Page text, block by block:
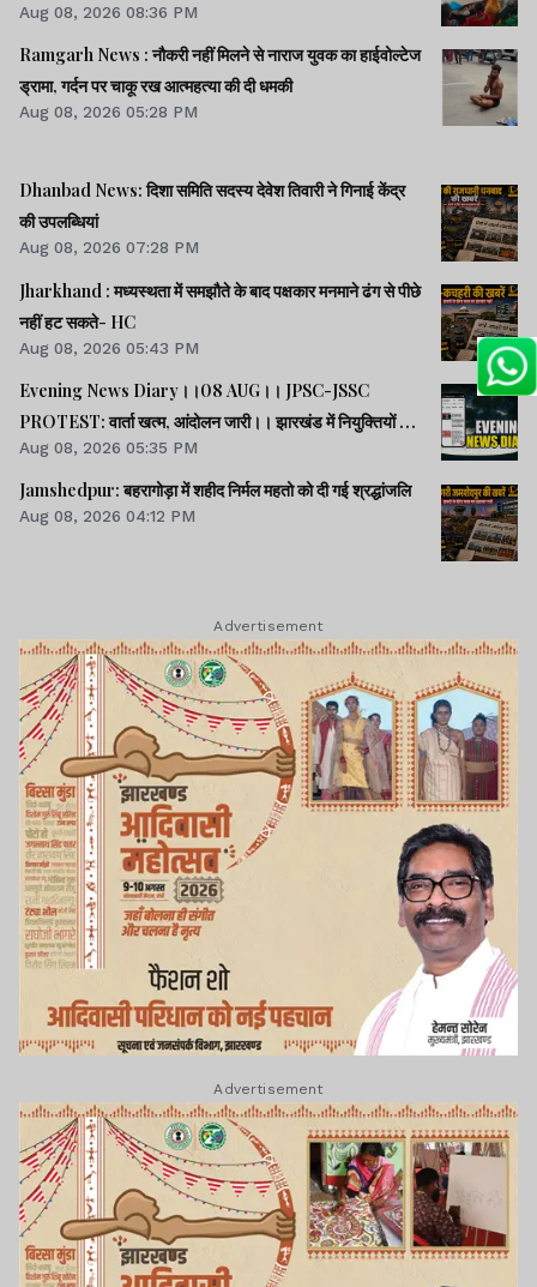
Aug 08, 2026 08:36 PM
Ramgarh News : नौकरी नहीं मिलने से नाराज युवक का हाईवोल्टेज
ड्रामा, गर्दन पर चाकू रख आत्महत्या की दी धमकी
Aug 08, 2026 05:28 PM
Dhanbad News: दिशा समिति सदस्य देवेश तिवारी ने गिनाई केंद्र
की उपलब्धियां
Aug 08, 2026 07:28 PM
Jharkhand : मध्यस्थता में समझौते के बाद पक्षकार मनमाने ढंग से पीछे
नहीं हट सकते- HC
Aug 08, 2026 05:43 PM
Evening News Diary।।08 AUG।। JPSC-JSSC
PROTEST: वार्ता खत्म, आंदोलन जारी।। झारखंड में नियुक्तियों में
भ्रष्टाचार-01: विधानसभा से हुई शुरूआत।। महिला आरक्षण कानून
लागू में देर क्यों -राहुल।। समेत अन्य खबरें व वीडियो।।
Aug 08, 2026 05:35 PM
Jamshedpur: बहरागोड़ा में शहीद निर्मल महतो को दी गई श्रद्धांजलि
Aug 08, 2026 04:12 PM
Advertisement
Advertisement